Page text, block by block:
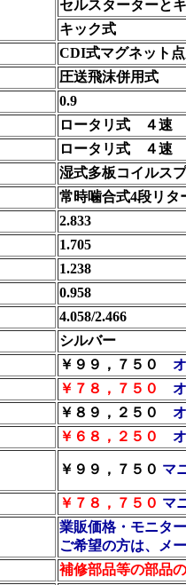
セルスターターと
キック式
CDI式マグネット
圧送飛沫併用式
0.9
ロータリ式 ４速
ロータリ式 ４速
湿式多板コイルス
常時噛合式4段リタ
2.833
1.705
1.238
0.958
4.058/2.466
シルバー
￥９９，７５０
￥７８，７５０
￥８９，２５０
￥６８，２５０
￥９９，７５０ マ
￥ ７８，７５０ マ
業販価格・モニタ
ご希望の方は、メ
補修部品等の部品